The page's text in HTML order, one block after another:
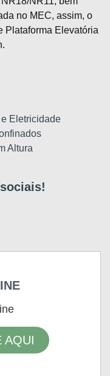
no MEC, assim, o
Plataforma Elevatória
Eletricidade
Altura
AQUI